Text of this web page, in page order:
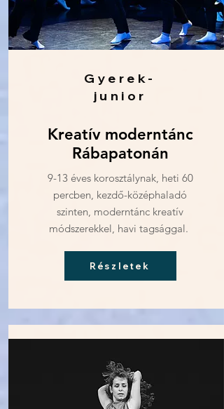
Gyerek-
junior
Kreatív moderntánc
Rábapatonán
9-13 éves korosztálynak, heti 60
percben, kezdő-középhaladó
szinten, moderntánc kreatív
módszerekkel, havi tagsággal.
Részletek